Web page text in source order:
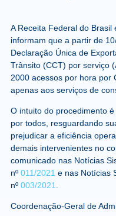
A Receita Federal do
informam que a partir de
Declaração Única de
Trânsito (CCT) por serviço
2000 acessos por hora por
apenas aos serviços de
O intuito do procedimento
por todos, resguardando
prejudicar a eficiência
demais intervenientes no
comunicado nas Notícias
nº 011/2021 e nas Notícias
nº 003/2021
Coordenação-Geral de